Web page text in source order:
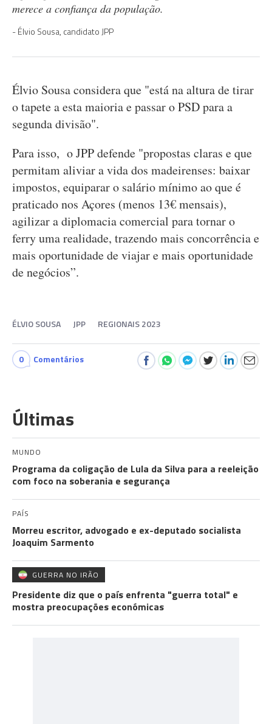
merece a confiança da população.
Élvio Sousa, candidato JPP
Élvio Sousa considera que "está na altura de tirar
o tapete a esta maioria e passar o PSD para a
segunda divisão".
Para isso, o JPP defende "propostas claras e que
permitam aliviar a vida dos madeirenses: baixar
impostos, equiparar o salário mínimo ao que é
praticado nos Açores (menos 13€ mensais),
agilizar a diplomacia comercial para tornar o
ferry uma realidade, trazendo mais concorrência e
mais oportunidade de viajar e mais oportunidade
de negócios”.
ÉLVIO SOUSA JPP REGIONAIS 2023
0 Comentários
Últimas
MUNDO
Programa da coligação de Lula da Silva para a reeleição
com foco na soberania e segurança
PAÍS
Morreu escritor, advogado e ex-deputado socialista
Joaquim Sarmento
GUERRA NO IRÃO
Presidente diz que o país enfrenta "guerra total" e
mostra preocupações económicas